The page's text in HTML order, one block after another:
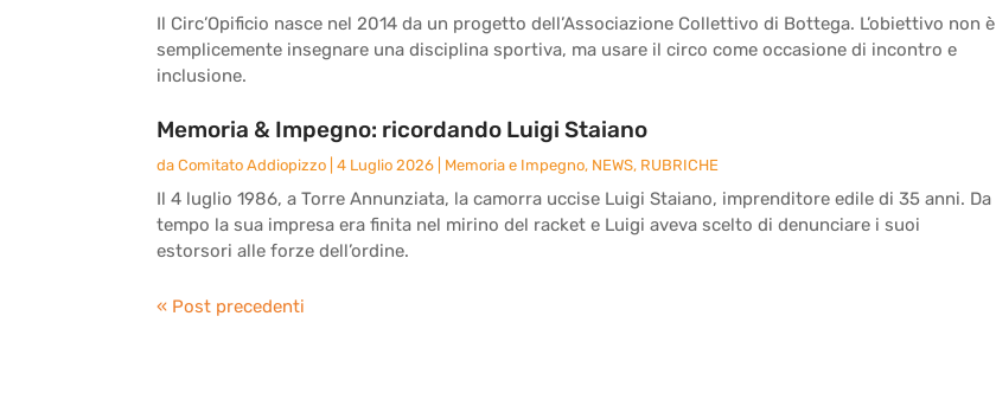
Il Circ’Opificio nasce nel 2014 da un progetto dell’Associazione Collettivo di Bottega. L’obiettivo non è
semplicemente insegnare una disciplina sportiva, ma usare il circo come occasione di incontro e
inclusione.
Memoria & Impegno: ricordando Luigi Staiano
da Comitato Addiopizzo 4 Luglio 2026 Memoria e Impegno, NEWS, RUBRICHE
Il 4 luglio 1986, a Torre Annunziata, la camorra uccise Luigi Staiano, imprenditore edile di 35 anni. Da
tempo la sua impresa era finita nel mirino del racket e Luigi aveva scelto di denunciare i suoi
estorsori alle forze dell’ordine.
« Post precedenti